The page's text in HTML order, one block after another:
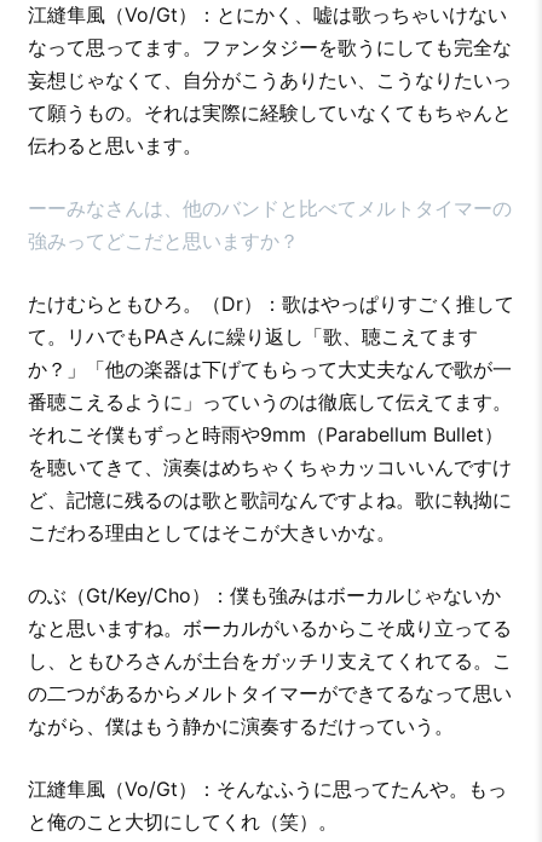
江縫隼風（Vo/Gt）：とにかく、嘘は歌っちゃいけない
なって思ってます。ファンタジーを歌うにしても完全な
妄想じゃなくて、自分がこうありたい、こうなりたいっ
て願うもの。それは実際に経験していなくてもちゃんと
伝わると思います。
ーーみなさんは、他のバンドと比べてメルトタイマーの
強みってどこだと思いますか？
たけむらともひろ。（Dr）：歌はやっぱりすごく推して
て。リハでもPAさんに繰り返し「歌、聴こえてます
か？」「他の楽器は下げてもらって大丈夫なんで歌が一
番聴こえるように」っていうのは徹底して伝えてます。
それこそ僕もずっと時雨や9mm（Parabellum Bullet）
を聴いてきて、演奏はめちゃくちゃカッコいいんですけ
ど、記憶に残るのは歌と歌詞なんですよね。歌に執拗に
こだわる理由としてはそこが大きいかな。
のぶ（Gt/Key/Cho）：僕も強みはボーカルじゃないか
なと思いますね。ボーカルがいるからこそ成り立ってる
し、ともひろさんが土台をガッチリ支えてくれてる。こ
の二つがあるからメルトタイマーができてるなって思い
ながら、僕はもう静かに演奏するだけっていう。
江縫隼風（Vo/Gt）：そんなふうに思ってたんや。もっ
と俺のこと大切にしてくれ（笑）。